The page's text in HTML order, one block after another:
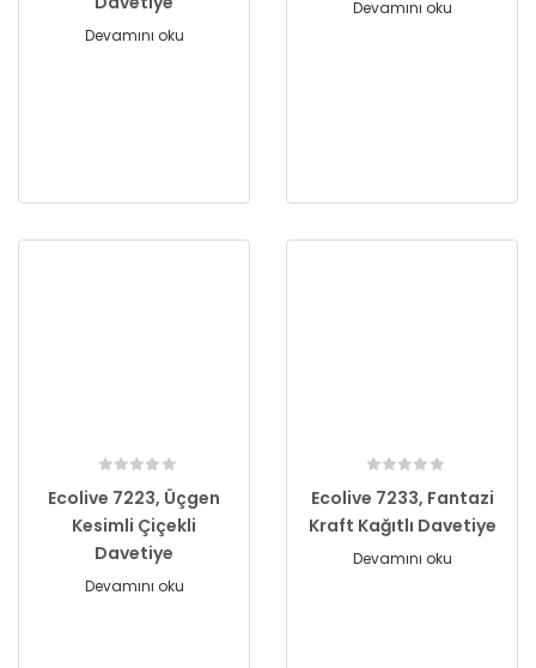
Devamını oku
Devamını oku
Ecolive 7223, Üçgen
Kesimli Çiçekli
Davetiye
Devamını oku
Ecolive 7233, Fantazi
Kraft Kağıtlı Davetiye
Devamını oku